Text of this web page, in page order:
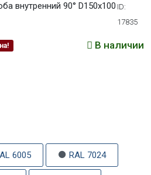
внутренний 90° D150х100 ID:
17835
В наличии
6005 RAL 7024